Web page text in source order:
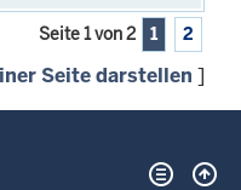
Seite 1 von 2 1 2
Seite darstellen ]